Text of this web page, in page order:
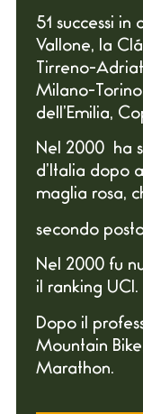
51 successi in
Vallone, la
Tirreno-
Milano-
dell’Emilia,
Nel 2000 ha
d’Italia dopo
maglia rosa,
secondo
Nel 2000 fu
il ranking UCI.
Dopo il
Mountain
Marathon.